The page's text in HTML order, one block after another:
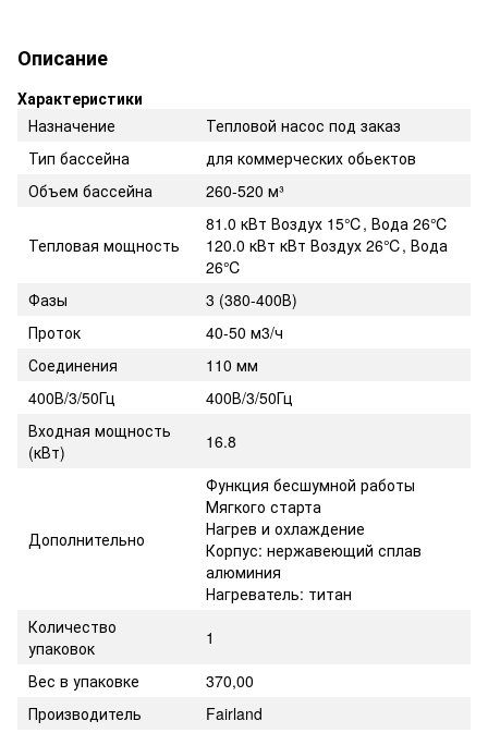
Описание
Характеристики
Назначение
Тепловой насос под заказ
Тип бассейна
для коммерческих обьектов
Объем бассейна
260-520 м³
Тепловая мощность
81.0 кВт Воздух 15℃, Вода 26℃
120.0 кВт кВт Воздух 26℃, Вода
26℃
Фазы
3 (380-400В)
Проток
40-50 м3/ч
Соединения
110 мм
400В/3/50Гц
400В/3/50Гц
Входная мощность
(кВт)
16.8
Дополнительно
Функция бесшумной работы
Мягкого старта
Нагрев и охлаждение
Корпус: нержавеющий сплав
алюминия
Нагреватель: титан
Количество
упаковок
1
Вес в упаковке
370,00
Производитель
Fairland